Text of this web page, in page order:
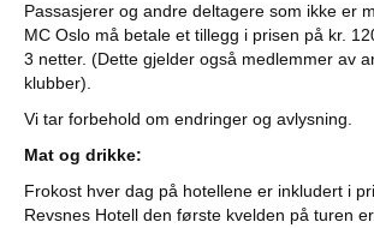
Passasjerer og andre deltagere som ikke er
MC Oslo må betale et tillegg i prisen på kr.
3 netter. (Dette gjelder også medlemmer av
klubber).
Vi tar forbehold om endringer og avlysning.
Mat og drikke:
Frokost hver dag på hotellene er inkludert i
Revsnes Hotell den første kvelden på turen